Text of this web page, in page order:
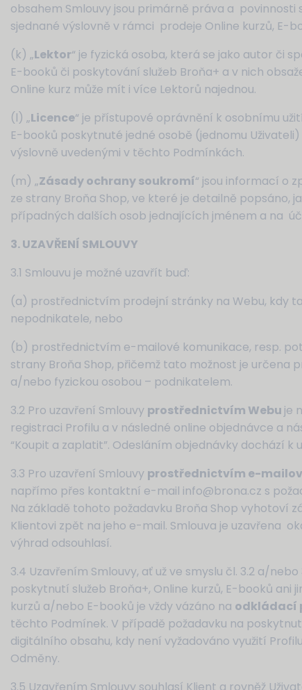
obsahem Smlouvy jsou primárně práva a
sjednané výslovně v rámci prodeje Online kurzů, E-
(k) „Lektor“ je fyzická osoba, která se jako autor či
E-booků či poskytování služeb Broňa+ a v nich
Online kurz může mít i více Lektorů najednou.
(l) „Licence“ je přístupové oprávnění k osobnímu
E-booků poskytnuté jedné osobě (jednomu
výslovně uvedenými v těchto Podmínkách.
(m) „Zásady ochrany soukromí“ jsou informací o
ze strany Broňa Shop, ve které je detailně popsáno,
případných dalších osob jednajících jménem a na
3. UZAVŘENÍ SMLOUVY
3.1 Smlouvu je možné uzavřít buď:
(a) prostřednictvím prodejní stránky na Webu, kdy
nepodnikatele, nebo
(b) prostřednictvím e-mailové komunikace, resp.
strany Broňa Shop, přičemž tato možnost je určena
a/nebo fyzickou osobou – podnikatelem.
3.2 Pro uzavření Smlouvy prostřednictvím Webu je
registraci Profilu a v následné online objednávce a
“Koupit a zaplatit”. Odesláním objednávky dochází k
3.3 Pro uzavření Smlouvy prostřednictvím e-
napřímo přes kontaktní e-mail info@brona.cz s
Na základě tohoto požadavku Broňa Shop vyhotoví
Klientovi zpět na jeho e-mail. Smlouva je uzavřena
výhrad odsouhlasí.
3.4 Uzavřením Smlouvy, ať už ve smyslu čl. 3.2 a/
poskytnutí služeb Broňa+, Online kurzů, E-booků
kurzů a/nebo E-booků je vždy vázáno na odkládací
těchto Podmínek. V případě požadavku na
digitálního obsahu, kdy není vyžadováno využití
Odměny.